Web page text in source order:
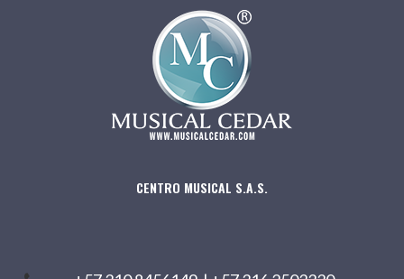
CENTRO MUSICAL S.A.S.